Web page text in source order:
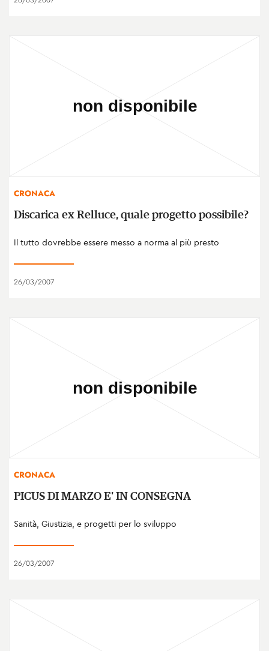
CRONACA
Discarica ex Relluce, quale progetto possibile?
Il tutto dovrebbe essere messo a norma al più presto
26/03/2007
CRONACA
PICUS DI MARZO E' IN CONSEGNA
Sanità, Giustizia, e progetti per lo sviluppo
26/03/2007